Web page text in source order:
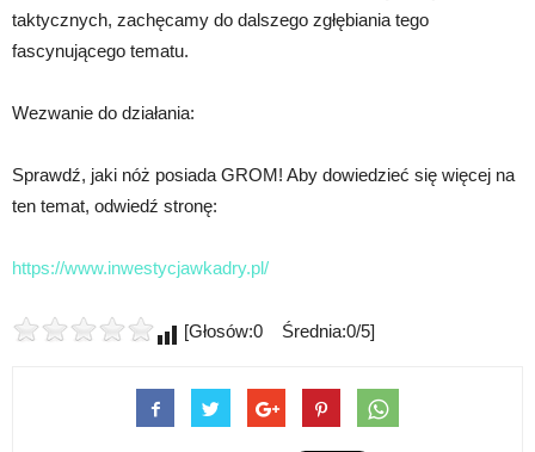
taktycznych, zachęcamy do dalszego zgłębiania tego
fascynującego tematu.
Wezwanie do działania:
Sprawdź, jaki nóż posiada GROM! Aby dowiedzieć się więcej na
ten temat, odwiedź stronę:
https://www.inwestycjawkadry.pl/
[Głosów:0 Średnia:0/5]